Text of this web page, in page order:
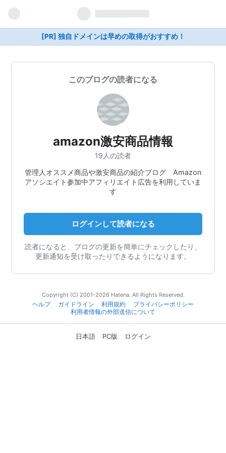
[PR] 独自ドメインは早めの取得がおすすめ！
このブログの読者になる
amazon激安商品情報
19人の読者
管理人オススメ商品や激安商品の紹介ブログ Amazon
アソシエイト参加中アフィリエイト広告を利用していま
す
ログインして読者になる
読者になると、ブログの更新を簡単にチェックしたり、
更新通知を受け取ったりできるようになります。
Copyright (C) 2001-2026 Hatena. All Rights Reserved.
ヘルプ
ガイドライン 利用規約
プライバシーポリシー
利用者情報の外部送信について
日本語 PC版 ログイン